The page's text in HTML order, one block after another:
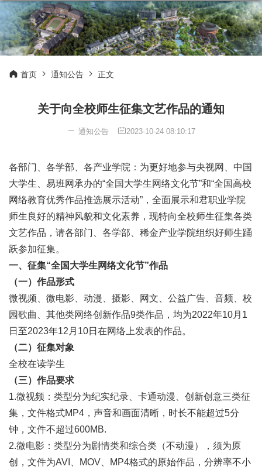
首页 通知公告 正文
关于向全校师生征集文艺作品的通知
通知公告 2023-10-24 08:10:17
各部门、各学部、各产业学院：为更好地参与央视网、中国
大学生、易班网承办的“全国大学生网络文化节”和“全国高校
网络教育优秀作品推选展示活动”，全面展示和君职业学院
师生良好的精神风貌和文化素养，现特向全校师生征集各类
文艺作品，请各部门、各学部、稀金产业学院组织好师生踊
跃参加征集。
一、征集“全国大学生网络文化节”作品
（一）作品形式
微视频、微电影、动漫、摄影、网文、公益广告、音频、校
园歌曲、其他类网络创新作品9类作品，均为2022年10月1
日至2023年12月10日在网络上发表的作品。
（二）征集对象
全校在读学生
（三）作品要求
1.微视频：类型分为纪实纪录、卡通动漫、创新创意三类征
集，文件格式MP4，声音和画面清晰，时长不能超过5分
钟，文件不超过600MB.
2.微电影：类型分为剧情类和综合类（不动漫），须为原
创，文件为AVI、MOV、MP4格式的原始作品，分辨率不小